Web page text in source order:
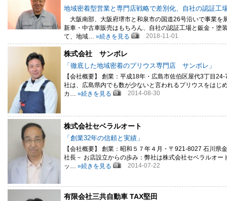
地域密着型営業と専門店戦略で差別化、自社の認証工
大阪南部、大阪府堺市と和泉市の国道26号沿いで事業を
新車・中古車販売はもちろん、自社の認証工場と鈑金・塗
て、地域… »続きを見る 2018-11-01
株式会社 サンボレ
「徹底した地域密着のプリウス専門店 サンボレ」
【会社概要】 創業：平成18年・広島市佐伯区屋代3丁
社は、広島県内でも数が少ないと言われるプリウスをはじ
カ… »続きを見る 2014-08-30
株式会社セベラルオート
「創業32年の信頼と実績」
【会社概要】 創業：昭和５７年４月・〒921-8027 石川
社長－ お店設立からの歩み：弊社は株式会社セベラルオ
ッ… »続きを見る 2014-07-22
有限会社三共自動車 TAX堅田